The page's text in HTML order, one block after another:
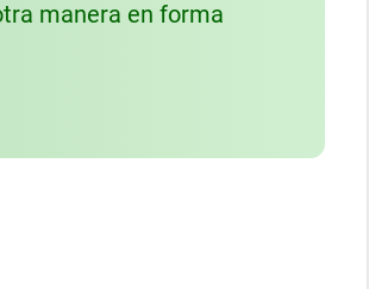
manera en forma